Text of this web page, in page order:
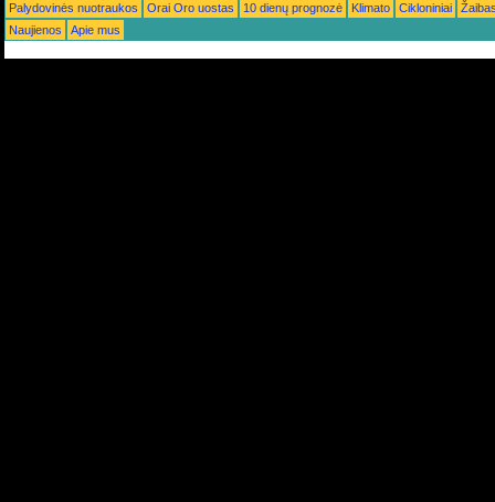
Palydovinės nuotraukos
Orai Oro uostas 10 dienų prognozė Klimato Cikloniniai
Naujienos
Apie mus